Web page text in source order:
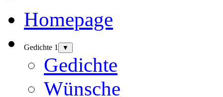
Homepage
Gedichte 1 ▼
Gedichte
Wünsche